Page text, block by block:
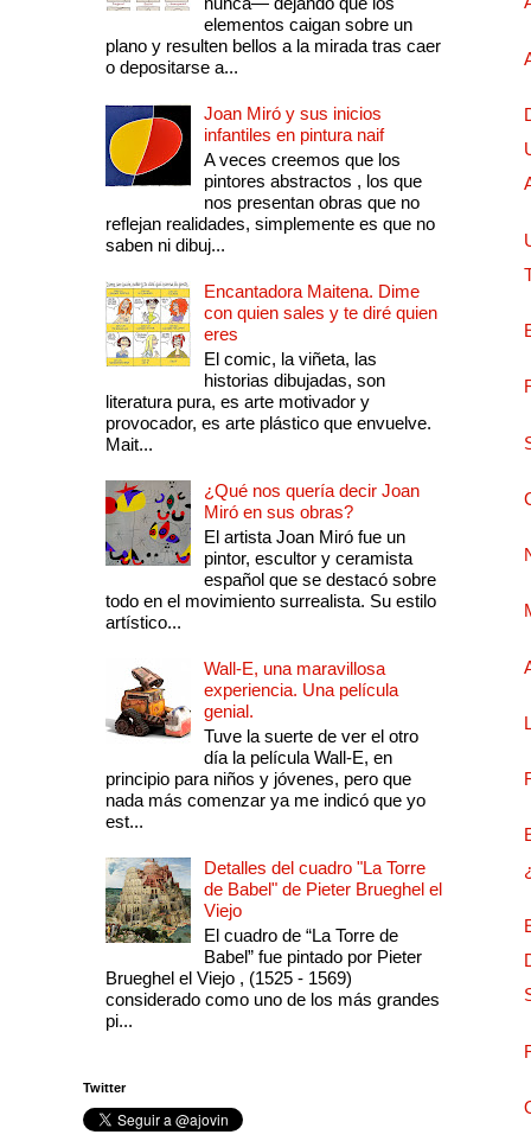
elementos caigan sobre un
plano y resulten bellos a la mirada tras caer
o depositarse a...
Joan Miró y sus inicios
infantiles en pintura naif
A veces creemos que los
pintores abstractos , los que
nos presentan obras que no
reflejan realidades, simplemente es que no
saben ni dibuj...
Encantadora Maitena. Dime
con quien sales y te diré quien
eres
El comic, la viñeta, las
historias dibujadas, son
literatura pura, es arte motivador y
provocador, es arte plástico que envuelve.
Mait...
¿Qué nos quería decir Joan
Miró en sus obras?
El artista Joan Miró fue un
pintor, escultor y ceramista
español que se destacó sobre
todo en el movimiento surrealista. Su estilo
artístico...
Wall-E, una maravillosa
experiencia. Una película
genial.
Tuve la suerte de ver el otro
día la película Wall-E, en
principio para niños y jóvenes, pero que
nada más comenzar ya me indicó que yo
est...
Detalles del cuadro "La Torre
de Babel" de Pieter Brueghel el
Viejo
El cuadro de “La Torre de
Babel” fue pintado por Pieter
Brueghel el Viejo , (1525 - 1569)
considerado como uno de los más grandes
pi...
Twitter